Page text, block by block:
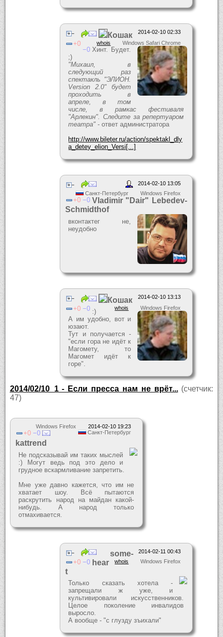
2014-02-10 02:33
Windows Safari Chrome
whois
0
0
Кошак
Хинт. Будет.
;)
"Михаил, в
следующий раз
спектакль "ЭЛИОН.
Version 2.0" будет
проходить в
апреле, в том
числе, в рамкас фестиваля
"Арлекин". Следите за репертуаром
театра" - ответ администратора
http://www.bileter.ru/action/spektakl_dly
a_detey_elion_Versi[...]
2014-02-10 13:05
Windows Firefox
Санкт-Петербург
0 0 Vladimir "Dair" Lebedev-
Schmidthof
вконтактег не,
неудобно
2014-02-10 13:13
Windows Firefox
whois
0 0
Кошак
:)
А им удобно, вот и
юзают.
Тут и получается -
"если гора не идёт к
Магомету, то
Магомет идёт к
горе".
2014/02/10_1 - Если пресса нам не врёт...(счетчик:
47)
2014-02-10 19:23
Windows Firefox
Санкт-Петербург
0 0
kattrend
Не подсказывай им таких мыслей
:) Могут ведь под это дело и
грудное вскармливание запретить.
Мне уже давно кажется, что им не
хватает шоу. Всё пытаются
раскрутить народ на майдан какой-
нибудь. А народ только
отмахивается.
2014-02-11 00:43
Windows Firefox
whois
0 0
some-
hear
t
Только сказать хотела -
запрещали ж уже, и
культивировали искусственников.
Целое поколение инвалидов
выросло.
А вообще - "с глузду зъихали"